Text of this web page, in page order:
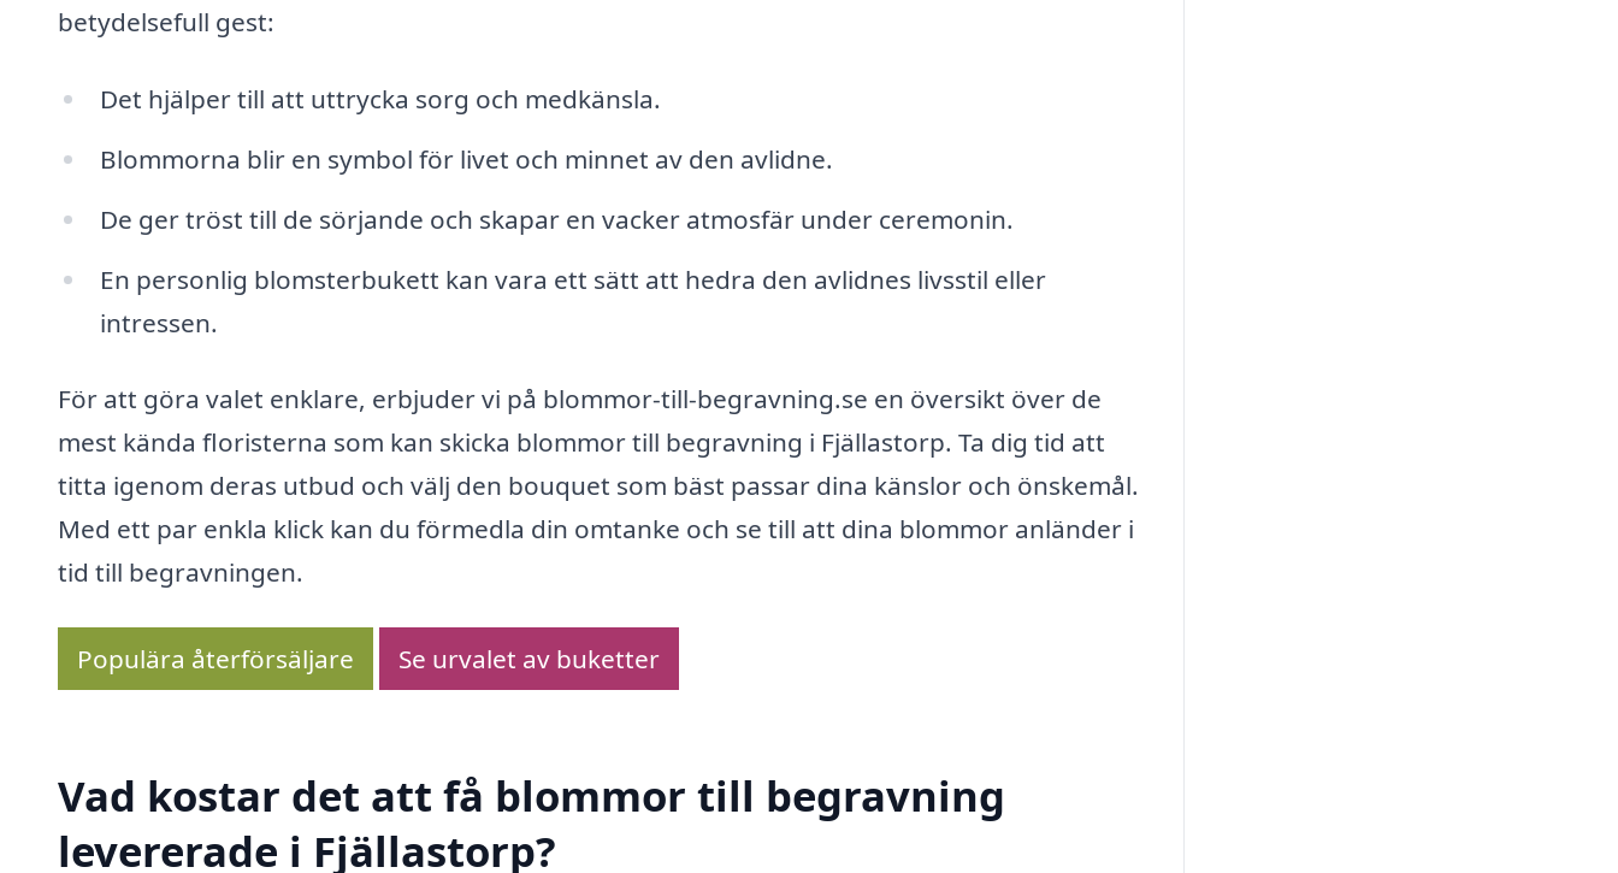
betydelsefull gest:
Det hjälper till att uttrycka sorg och medkänsla.
Blommorna blir en symbol för livet och minnet av den avlidne.
De ger tröst till de sörjande och skapar en vacker atmosfär under ceremonin.
En personlig blomsterbukett kan vara ett sätt att hedra den avlidnes livsstil eller
intressen.
För att göra valet enklare, erbjuder vi på blommor-till-begravning.se en översikt över de
mest kända floristerna som kan skicka blommor till begravning i Fjällastorp. Ta dig tid att
titta igenom deras utbud och välj den bouquet som bäst passar dina känslor och önskemål.
Med ett par enkla klick kan du förmedla din omtanke och se till att dina blommor anländer i
tid till begravningen.
Populära återförsäljare Se urvalet av buketter
Vad kostar det att få blommor till begravning
levererade i Fjällastorp?